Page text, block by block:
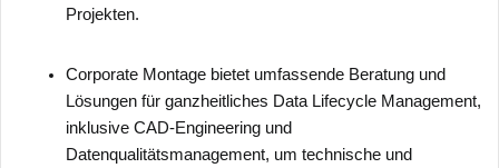
Projekten.
Corporate Montage bietet umfassende Beratung und
Lösungen für ganzheitliches Data Lifecycle Management,
inklusive CAD-Engineering und
Datenqualitätsmanagement, um technische und